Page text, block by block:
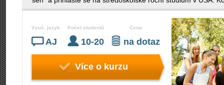
Vyuč. jazyk
AJ
Počet studentů
10-20
Cena
na dotaz
Více o kurzu